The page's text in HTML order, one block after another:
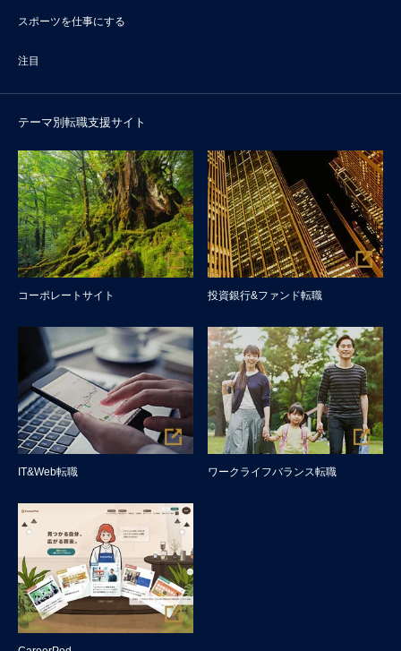
スポーツを仕事にする
注目
テーマ別転職支援サイト
コーポレートサイト 投資銀行&ファンド転職
IT&Web転職 ワークライフバランス転職